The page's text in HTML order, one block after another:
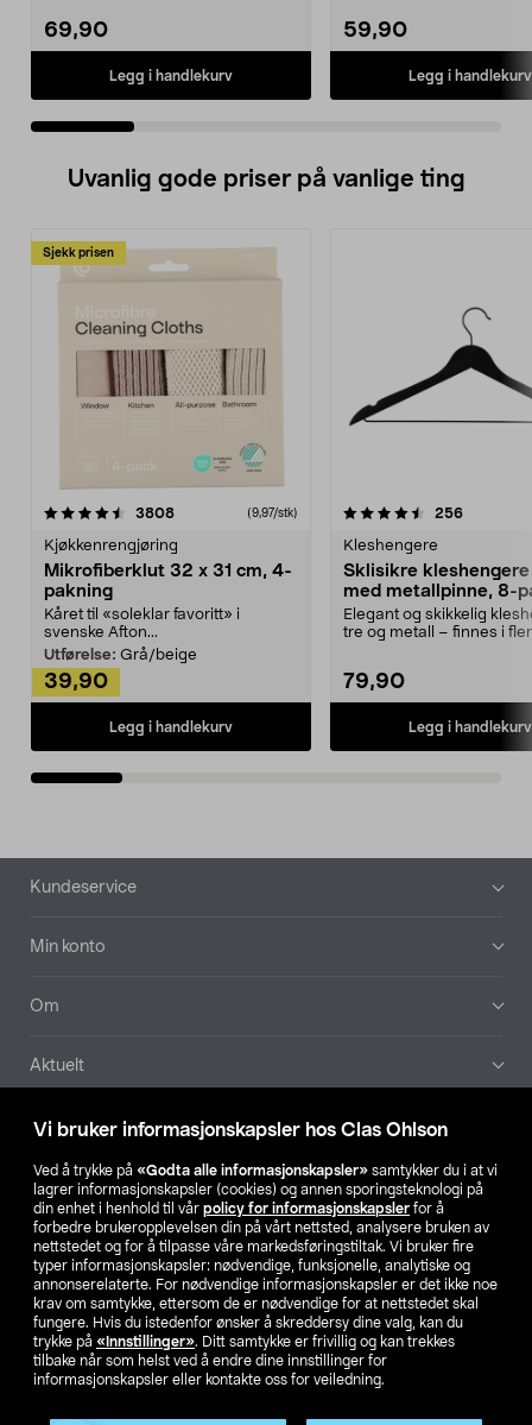
Vi bruker informasjonskapsler hos Clas Ohlson
Ved å trykke på «Godta alle informasjonskapsler» samtykker du i at vi
lagrer informasjonskapsler (cookies) og annen sporingsteknologi på
din enhet i henhold til vår policy for informasjonskapsler for å
forbedre brukeropplevelsen din på vårt nettsted, analysere bruken av
nettstedet og for å tilpasse våre markedsføringstiltak. Vi bruker fire
typer informasjonskapsler: nødvendige, funksjonelle, analytiske og
annonserelaterte. For nødvendige informasjonskapsler er det ikke noe
krav om samtykke, ettersom de er nødvendige for at nettstedet skal
fungere. Hvis du istedenfor ønsker å skreddersy dine valg, kan du
trykke på «Innstillinger». Ditt samtykke er frivillig og kan trekkes
tilbake når som helst ved å endre dine innstillinger for
informasjonskapsler eller kontakte oss for veiledning.
69,90
Legg i handlekurv
59,90
Legg i handlekurv
Uvanlig gode priser på vanlige ting
Sjekk prisen
3808anmeldelser(9,97/stk)
Kjøkkenrengjøring
Mikrofiberklut 32 x 31 cm, 4-
pakning
Kåret til «soleklar favoritt» i
svenske Afton...
Utførelse: Grå/beige
39,90
Legg i handlekurv
4.5av 5 stjerner 256
Kleshengere
Sklisikre
med metallpinne, 8-
Elegant og skikkelig
tre og metall – finnes i
79,90
Legg i handlekurv
4.5av 5 stjerner
Bunntekst
Kundeservice
Min konto
Om
Aktuelt
Våre selskaper
Finn din butikk
SE NO FI